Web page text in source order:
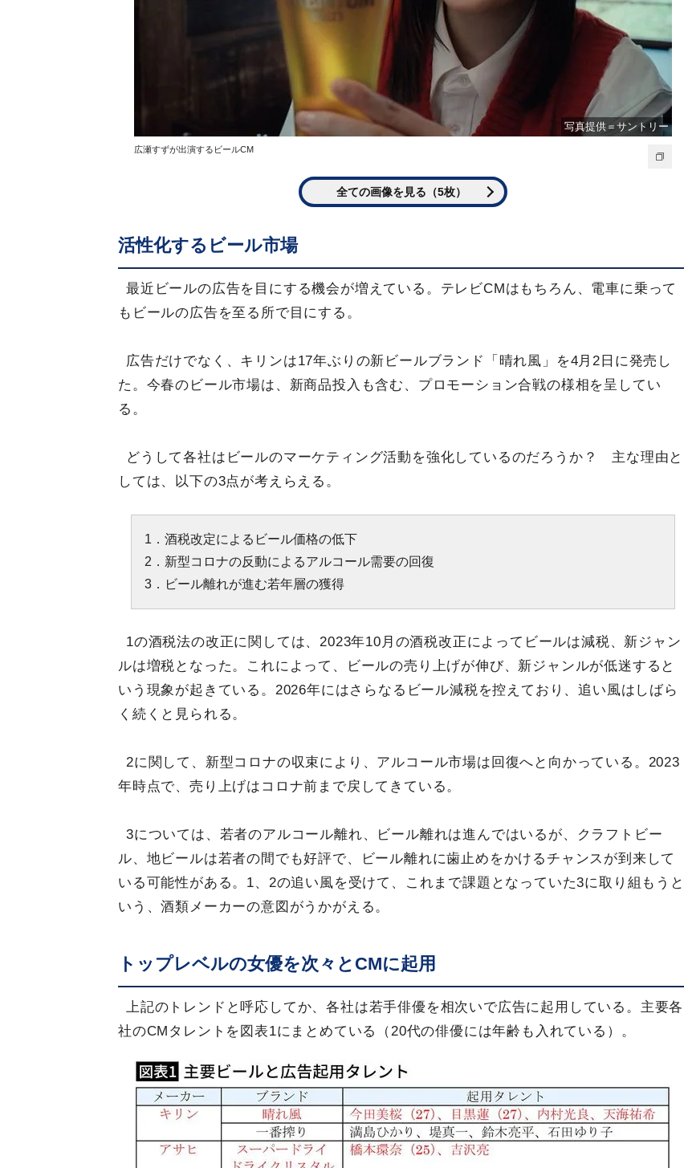
写真提供＝サントリー
広瀬すずが出演するビールCM
全ての画像を見る（5枚）
活性化するビール市場
最近ビールの広告を目にする機会が増えている。テレビCMはもちろん、電車に乗って
もビールの広告を至る所で目にする。
広告だけでなく、キリンは17年ぶりの新ビールブランド「晴れ風」を4月2日に発売し
た。今春のビール市場は、新商品投入も含む、プロモーション合戦の様相を呈してい
る。
どうして各社はビールのマーケティング活動を強化しているのだろうか？ 主な理由と
しては、以下の3点が考えらえる。
1．酒税改定によるビール価格の低下
2．新型コロナの反動によるアルコール需要の回復
3．ビール離れが進む若年層の獲得
1の酒税法の改正に関しては、2023年10月の酒税改正によってビールは減税、新ジャン
ルは増税となった。これによって、ビールの売り上げが伸び、新ジャンルが低迷すると
いう現象が起きている。2026年にはさらなるビール減税を控えており、追い風はしばら
く続くと見られる。
2に関して、新型コロナの収束により、アルコール市場は回復へと向かっている。2023
年時点で、売り上げはコロナ前まで戻してきている。
3については、若者のアルコール離れ、ビール離れは進んではいるが、クラフトビー
ル、地ビールは若者の間でも好評で、ビール離れに歯止めをかけるチャンスが到来して
いる可能性がある。1、2の追い風を受けて、これまで課題となっていた3に取り組もうと
いう、酒類メーカーの意図がうかがえる。
トップレベルの女優を次々とCMに起用
上記のトレンドと呼応してか、各社は若手俳優を相次いで広告に起用している。主要各
社のCMタレントを図表1にまとめている（20代の俳優には年齢も入れている）。